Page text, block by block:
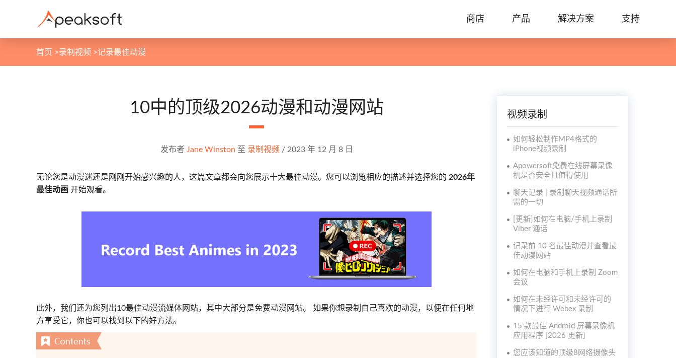
商店 产品 解决方案 支持
首页 >录制视频 >记录最佳动漫
10中的顶级2026动漫和动漫网站
发布者 Jane Winston 至 录制视频 / 2023 年 12 月 8 日
无论您是动漫迷还是刚刚开始感兴趣的人，这篇文章都会向您展示十大最佳动漫。您可以浏览相应的描述并选择您的 2026年
最佳动画 开始观看。
此外，我们还为您列出10最佳动漫流媒体网站，其中大部分是免费动漫网站。 如果你想录制自己喜欢的动漫，以便在任何地
方享受它，你也可以找到以下的好方法。
视频录制
如何轻松制作MP4格式的
iPhone视频录制
Apowersoft免费在线屏幕录像
机是否安全且值得使用
聊天记录 | 录制聊天视频通话所
需的一切
[更新]如何在电脑/手机上录制
Viber 通话
记录前 10 名最佳动漫并查看最
佳动漫网站
如何在电脑和手机上录制 Zoom
会议
如何在未经许可和未经许可的
情况下进行 Webex 录制
15 款最佳 Android 屏幕录像机
应用程序 [2026 更新]
您应该知道的顶级8网络摄像头